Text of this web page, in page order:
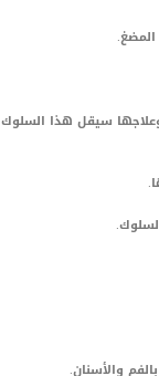
سيقل هذا السلوك
والأسنان.